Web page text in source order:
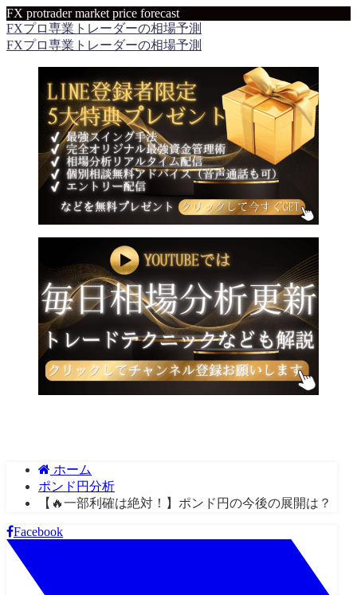
FX protrader market price forecast
FXプロ専業トレーダーの相場予測
FXプロ専業トレーダーの相場予測
ホーム
ポンド円分析
【🔥一部利確は絶対！】ポンド円の今後の展開は？
Facebook